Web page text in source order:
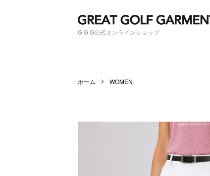
G.G.G公式オンラインショップ
ホーム WOMEN